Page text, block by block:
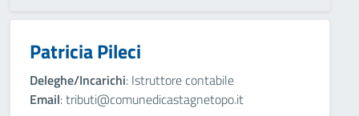
Patricia Pileci
Deleghe/Incarichi: Istruttore contabile
Email: tributi@comunedicastagnetopo.it